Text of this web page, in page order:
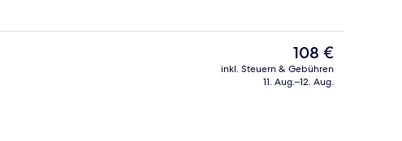
Fassade der Unterkunft
Der
aktuelle
Preis
108 €
inkl. Steuern & Gebühren
11. Aug.–12. Aug.